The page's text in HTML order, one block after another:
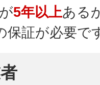
5年以上ある
保証が必要で